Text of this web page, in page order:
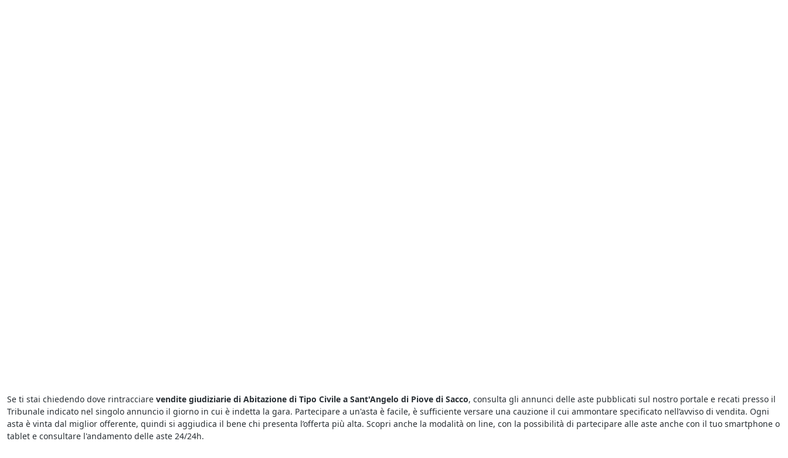
Se ti stai chiedendo dove rintracciare vendite giudiziarie di Abitazione di Tipo Civile a Sant'Angelo di Piove di Sacco, consulta gli annunci delle aste pubblicati sul nostro portale e recati presso il
Tribunale indicato nel singolo annuncio il giorno in cui è indetta la gara. Partecipare a un'asta è facile, è sufficiente versare una cauzione il cui ammontare specificato nell’avviso di vendita. Ogni
asta è vinta dal miglior offerente, quindi si aggiudica il bene chi presenta l’offerta più alta. Scopri anche la modalità on line, con la possibilità di partecipare alle aste anche con il tuo smartphone o
tablet e consultare l'andamento delle aste 24/24h.